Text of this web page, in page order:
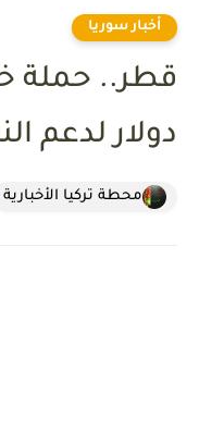
أخبار سوريا
دولار لدعم
محطة تركيا الأخبارية